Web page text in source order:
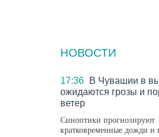
НОВОСТИ
17:36
В Чувашии в
ожидаются грозы и
ветер
Синоптики прогнозируют
кратковременные дожди и